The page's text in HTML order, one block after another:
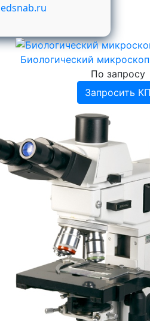
Биологический
По запросу
Запросить КП